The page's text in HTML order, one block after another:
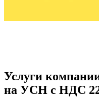
Услуги
на УСН с НДС